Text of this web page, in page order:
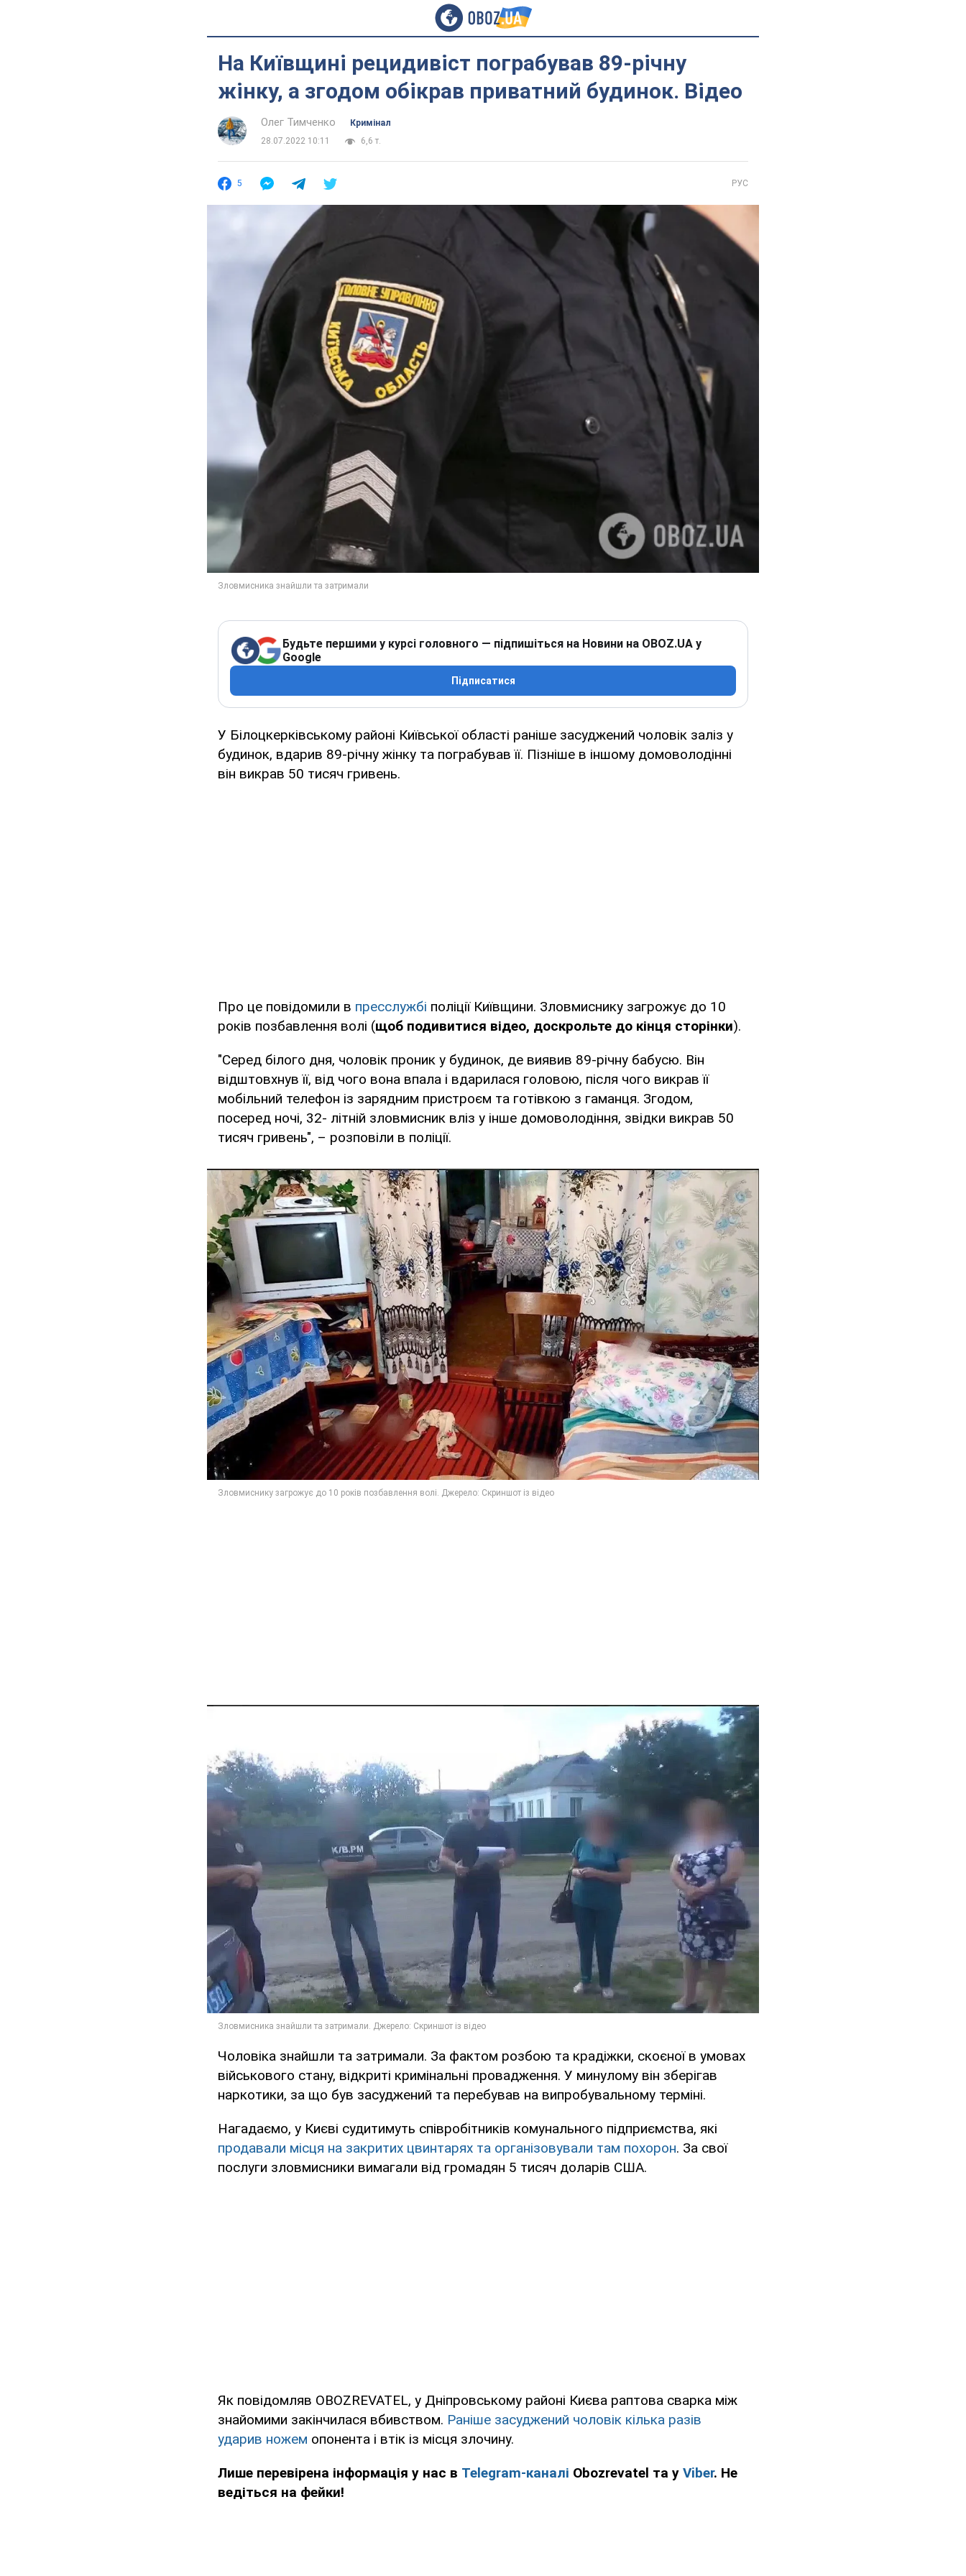
На Київщині рецидивіст пограбував 89-річну
жінку, а згодом обікрав приватний будинок. Відео
Олег Тимченко
Кримінал
28.07.2022 10:11
6,6 т.
5 РУС
Будьте першими у курсі головного — підпишіться на Новини на OBOZ.UA у
Google
Підписатися
У Білоцкерківському районі Київської області раніше засуджений чоловік заліз у
будинок, вдарив 89-річну жінку та пограбував її. Пізніше в іншому домоволодінні
він викрав 50 тисяч гривень.
Про це повідомили в пресслужбі поліції Київщини. Зловмиснику загрожує до 10
років позбавлення волі (щоб подивитися відео, доскрольте до кінця сторінки).
"Серед білого дня, чоловік проник у будинок, де виявив 89-річну бабусю. Він
відштовхнув її, від чого вона впала і вдарилася головою, після чого викрав її
мобільний телефон із зарядним пристроєм та готівкою з гаманця. Згодом,
посеред ночі, 32- літній зловмисник вліз у інше домоволодіння, звідки викрав 50
тисяч гривень", – розповіли в поліції.
Чоловіка знайшли та затримали. За фактом розбою та крадіжки, скоєної в умовах
військового стану, відкриті кримінальні провадження. У минулому він зберігав
наркотики, за що був засуджений та перебував на випробувальному терміні.
Нагадаємо, у Києві судитимуть співробітників комунального підприємства, які
продавали місця на закритих цвинтарях та організовували там похорон. За свої
послуги зловмисники вимагали від громадян 5 тисяч доларів США.
Як повідомляв OBOZREVATEL, у Дніпровському районі Києва раптова сварка між
знайомими закінчилася вбивством. Раніше засуджений чоловік кілька разів
ударив ножем опонента і втік із місця злочину.
Лише перевірена інформація у нас в Telegram-каналі Obozrevatel та у Viber. Не
ведіться на фейки!